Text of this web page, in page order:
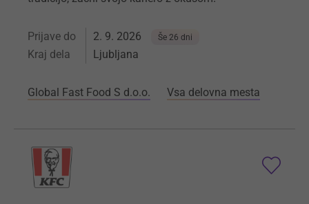
Prijave do 2. 9. 2026 Še 26 dni
Kraj dela Ljubljana
Global Fast Food S d.o.o. Vsa delovna mesta